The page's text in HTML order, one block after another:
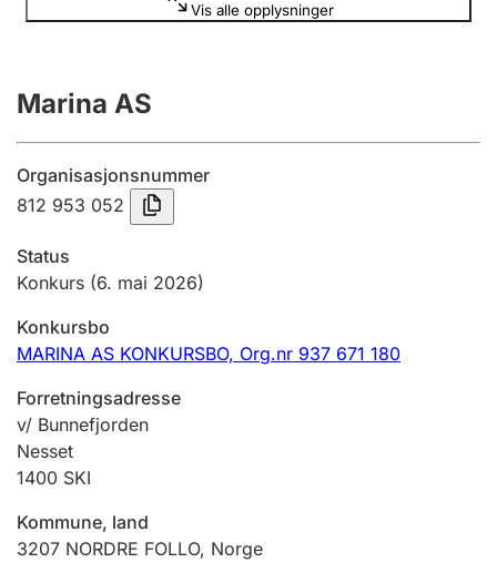
Årsregnskap
Innsending og forsinkelsesgebyr
Tinglysing
Betaling og jegeravgiftskort
Ektepaktveileder
Vis alle opplysninger
Marina AS
Organisasjonsnummer
812 953 052
Status
Konkurs (6. mai 2026)
Konkursbo
MARINA AS KONKURSBO, Org.nr 937 671 180
Forretningsadresse
v/ Bunnefjorden
Nesset
1400 SKI
Kommune, land
3207 NORDRE FOLLO, Norge